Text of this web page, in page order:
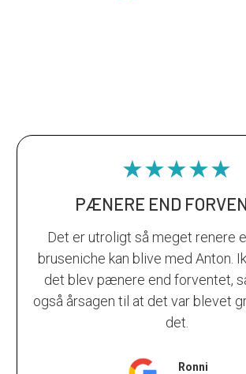
★★★★★
PÆNERE END
Det er utroligt så meget renere
bruseniche kan blive med Anton.
det blev pænere end forventet,
også årsagen til at det var blevet
det.
Ronni